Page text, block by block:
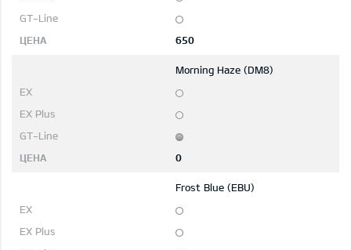
650
Morning Haze (DM8)
0
Frost Blue (EBU)